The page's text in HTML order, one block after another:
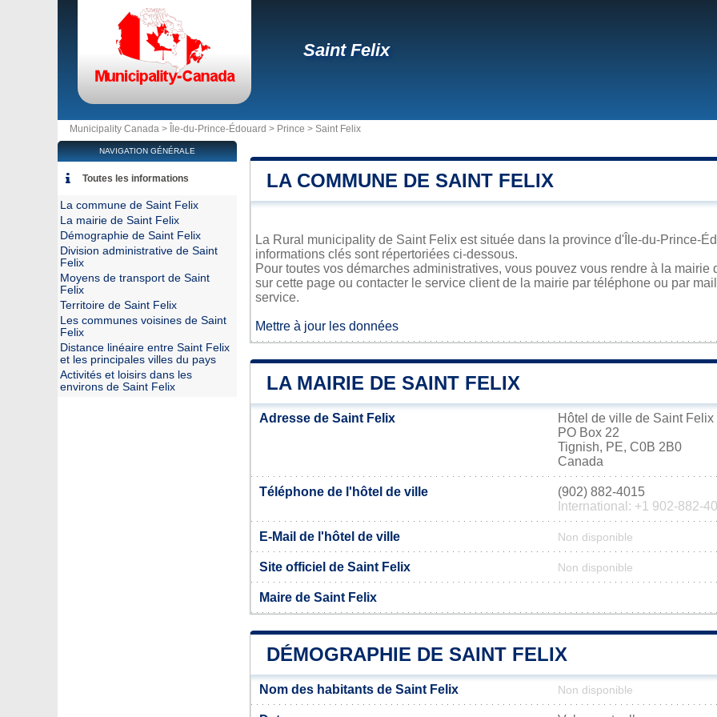
Saint Felix
Municipality Canada > Île-du-Prince-Édouard > Prince > Saint Felix
LA COMMUNE DE SAINT FELIX
La Rural municipality de Saint Felix est située dans la province d'Île-du-Prince-
informations clés sont répertoriées ci-dessous.
Pour toutes vos démarches administratives, vous pouvez vous rendre à la
sur cette page ou contacter le service client de la mairie par téléphone ou par
service.
Mettre à jour les données
LA MAIRIE DE SAINT FELIX
Adresse de Saint Felix
Hôtel de ville de Saint Felix
PO Box 22
Tignish, PE, C0B 2B0
Canada
Téléphone de l'hôtel de ville
(902) 882-4015
International: +1 902-882-
E-Mail de l'hôtel de ville Non disponible
Site officiel de Saint Felix Non disponible
Maire de Saint Felix
DÉMOGRAPHIE DE SAINT FELIX
Nom des habitants de Saint Felix Non disponible
NAVIGATION GÉNÉRALE
Toutes les informations
La commune de Saint Felix
La mairie de Saint Felix
Démographie de Saint Felix
Division administrative de Saint
Felix
Moyens de transport de Saint
Felix
Territoire de Saint Felix
Les communes voisines de Saint
Felix
Distance linéaire entre Saint Felix
et les principales villes du pays
Activités et loisirs dans les
environs de Saint Felix